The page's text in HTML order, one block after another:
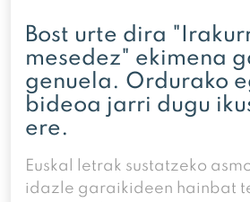
Bost urte dira
mesedez" ekimena
genuela. Ordurako
bideoa jarri dugu
ere.
Euskal letrak sustatzeko
idazle garaikideen hainbat